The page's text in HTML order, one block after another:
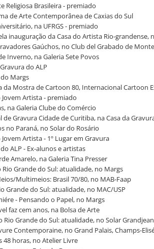
Religiosa Brasileira - premiado
de Arte Contemporânea de Caxias do Sul
na UFRGS - premiado
inauguração da Casa do Artista Rio-grandense,
Gaúchos, no Club del Grabado de
Inverno, na Galeria Sete Povos
do ALP
do Margs
da Mostra de Cartoon 80, Internacional Cartoon
Jovem Artista - premiado
na Galeria Clube do Comércio
de Gravura Cidade de Curitiba, na Casa da
no Paraná, no Solar do Rosário
Jovem Artista - 1º Lugar em Gravura
ALP - Ex-alunos e artistas
Amarelo, na Galeria Tina Presser
Rio Grande do Sul: atualidade, no Margs
Multimeios: Brasil 70/80, no MAB-Faap
Grande do Sul: atualidade, no MAC/USP
- Pensando o Papel, no Margs
faz cem anos, na Bolsa de Arte
Rio Grande do Sul: atualidade, no Solar
Contemporaine, no Grand Palais, Champs-
48 horas, no Atelier Livre